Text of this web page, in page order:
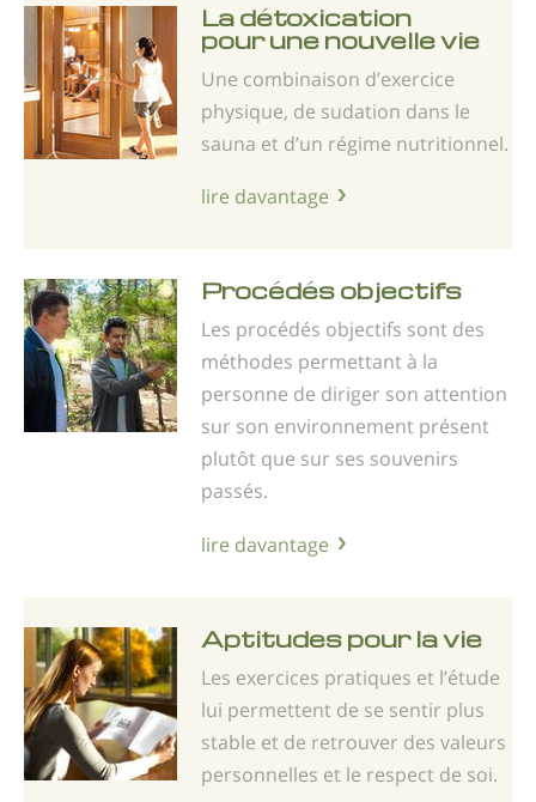
La détoxication
pour une nouvelle vie
Une combinaison d’exercice
physique, de sudation dans le
sauna et d’un régime nutritionnel.
lire davantage
Procédés objectifs
Les procédés objectifs sont des
méthodes permettant à la
personne de diriger son attention
sur son environnement présent
plutôt que sur ses souvenirs
passés.
lire davantage
Aptitudes pour la vie
Les exercices pratiques et l’étude
lui permettent de se sentir plus
stable et de retrouver des valeurs
personnelles et le respect de soi.